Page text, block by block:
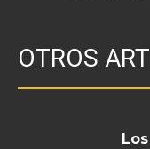
OTROS